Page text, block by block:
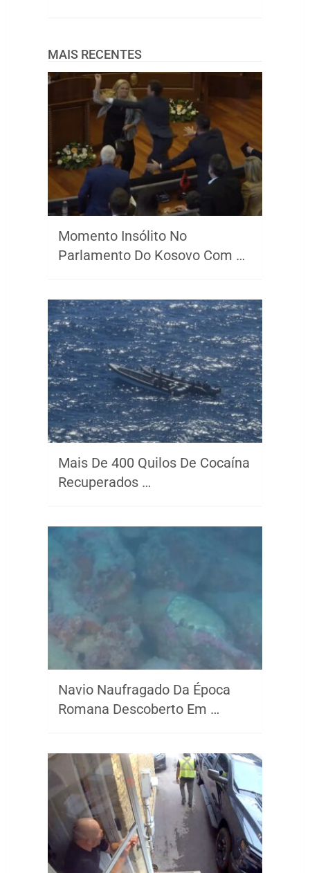
MAIS RECENTES
Momento Insólito No
Parlamento Do Kosovo Com …
Mais De 400 Quilos De Cocaína
Recuperados …
Navio Naufragado Da Época
Romana Descoberto Em …